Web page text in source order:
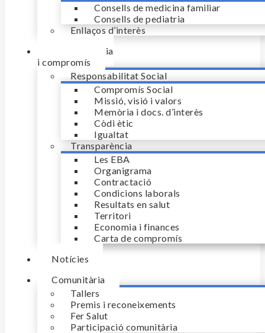
Consells de medicina familiar
Consells de pediatria
Enllaços d’interès
Transparència
i compromís
Responsabilitat Social
Compromís Social
Missió, visió i valors
Memòria i docs. d’interès
Còdi ètic
Igualtat
Transparència
Les EBA
Organigrama
Contractació
Condicions laborals
Resultats en salut
Territori
Economia i finances
Carta de compromís
Notícies
Comunitària
Tallers
Premis i reconeixements
Fer Salut
Participació comunitària